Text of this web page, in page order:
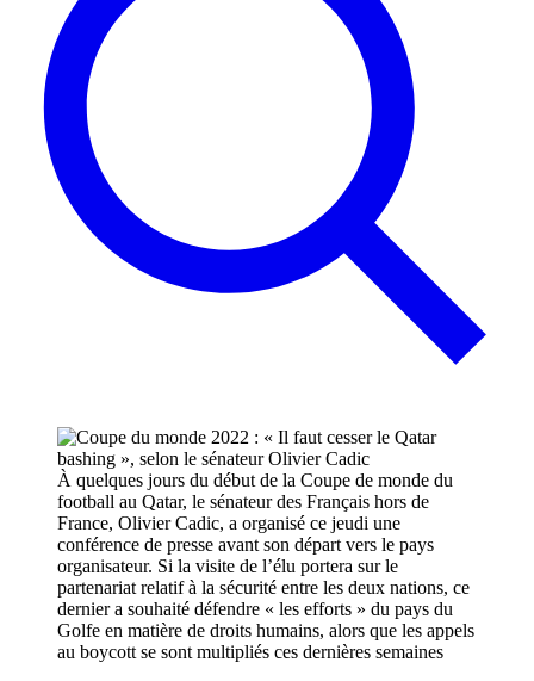
À quelques jours du début de la Coupe de monde du
football au Qatar, le sénateur des Français hors de
France, Olivier Cadic, a organisé ce jeudi une
conférence de presse avant son départ vers le pays
organisateur. Si la visite de l’élu portera sur le
partenariat relatif à la sécurité entre les deux nations, ce
dernier a souhaité défendre « les efforts » du pays du
Golfe en matière de droits humains, alors que les appels
au boycott se sont multipliés ces dernières semaines